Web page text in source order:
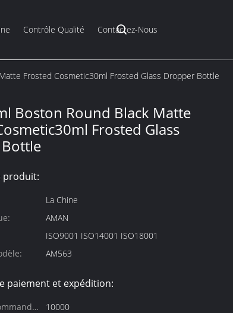
Contrôle Qualité Contactez-Nous
Frosted Cosmetic30ml Frosted Glass Dropper Bottle
Boston Round Black Matte
Frosted Glass
produit:
La Chine
AMAN
ISO9001 ISO14001 ISO18001
AM563
paiement et expédition:
10000